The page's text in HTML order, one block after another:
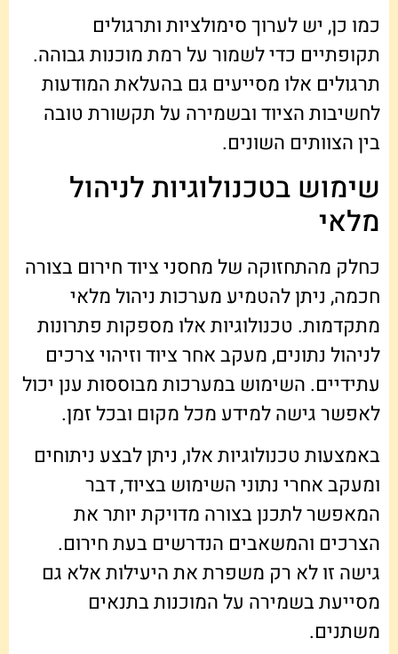
כמו כן, יש לערוך סימולציות ותרגולים
תקופתיים כדי לשמור על רמת מוכנות גבוהה.
תרגולים אלו מסייעים גם בהעלאת המודעות
לחשיבות הציוד ובשמירה על תקשורת טובה
בין הצוותים השונים.
שימוש בטכנולוגיות לניהול
מלאי
כחלק מהתחזוקה של מחסני ציוד חירום בצורה
חכמה, ניתן להטמיע מערכות ניהול מלאי
מתקדמות. טכנולוגיות אלו מספקות פתרונות
לניהול נתונים, מעקב אחר ציוד וזיהוי צרכים
עתידיים. השימוש במערכות מבוססות ענן יכול
לאפשר גישה למידע מכל מקום ובכל זמן.
באמצעות טכנולוגיות אלו, ניתן לבצע ניתוחים
ומעקב אחרי נתוני השימוש בציוד, דבר
המאפשר לתכנן בצורה מדויקת יותר את
הצרכים והמשאבים הנדרשים בעת חירום.
גישה זו לא רק משפרת את היעילות אלא גם
מסייעת בשמירה על המוכנות בתנאים
משתנים.